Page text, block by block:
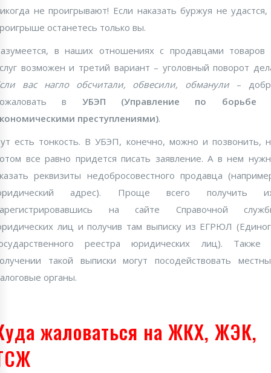
не проигрывают! Если наказать буржуя не удастся,
останетесь только вы.
в наших отношениях с продавцами товаров
возможен и третий вариант – уголовный поворот
вас нагло обсчитали, обвесили, обманули –
в УБЭП (Управление по борьбе
преступлениями).
есть тонкость. В УБЭП, конечно, можно и позвонить,
все равно придется писать заявление. А в нем
реквизиты недобросовестного продавца
адрес). Проще всего получить
на сайте Справочной
лиц и получив там выписку из ЕГРЮЛ
реестра юридических лиц). Также
такой выписки могут посодействовать
органы.
жаловаться на ЖКХ, ЖЭК,